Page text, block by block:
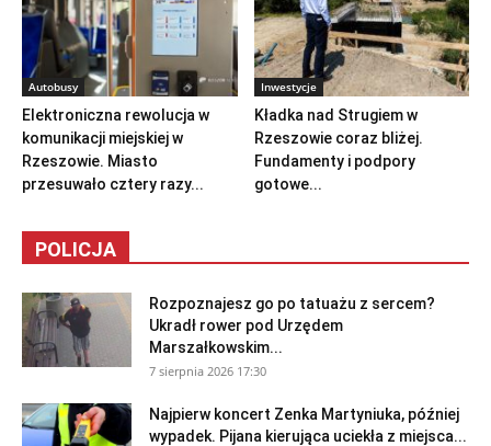
Autobusy
Elektroniczna rewolucja w
komunikacji miejskiej w
Rzeszowie. Miasto
przesuwało cztery razy...
Inwestycje
Kładka nad Strugiem w
Rzeszowie coraz bliżej.
Fundamenty i podpory
gotowe...
POLICJA
Rozpoznajesz go po tatuażu z sercem?
Ukradł rower pod Urzędem
Marszałkowskim...
7 sierpnia 2026 17:30
Najpierw koncert Zenka Martyniuka, później
wypadek. Pijana kierująca uciekła z miejsca...